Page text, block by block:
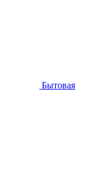
Бытовая